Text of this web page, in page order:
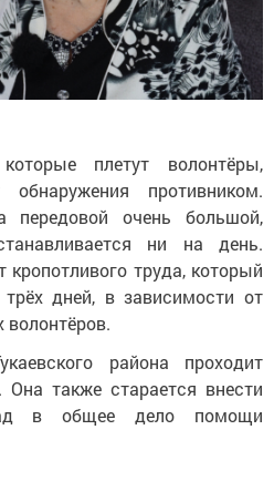
плетут волонтёры,
противником.
передовой очень большой,
ни на день.
кропотливого труда, который
дней, в зависимости от
волонтёров.
района проходит
также старается внести
в общее дело помощи